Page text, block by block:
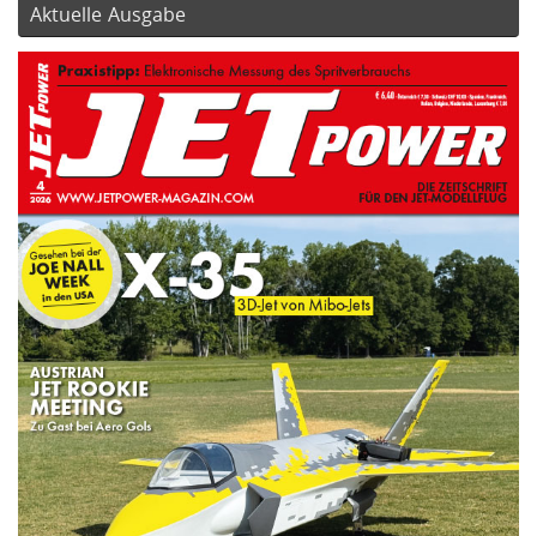
Aktuelle Ausgabe